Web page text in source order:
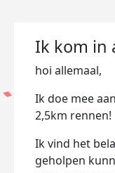
Ik kom in
hoi allemaal,
Ik doe mee
2,5km rennen!
Ik vind het
geholpen